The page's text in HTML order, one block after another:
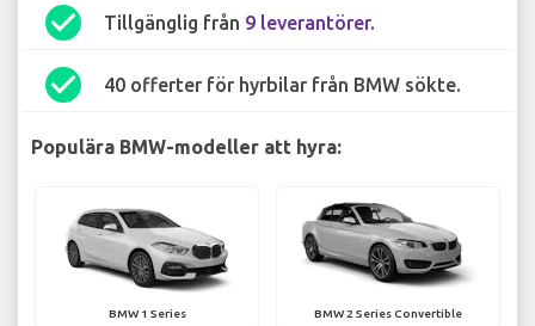
check_circle Tillgänglig från 9 leverantörer.
check_circle 40 offerter för hyrbilar från BMW sökte.
Populära BMW-modeller att hyra:
BMW 1 Series BMW 2 Series Convertible